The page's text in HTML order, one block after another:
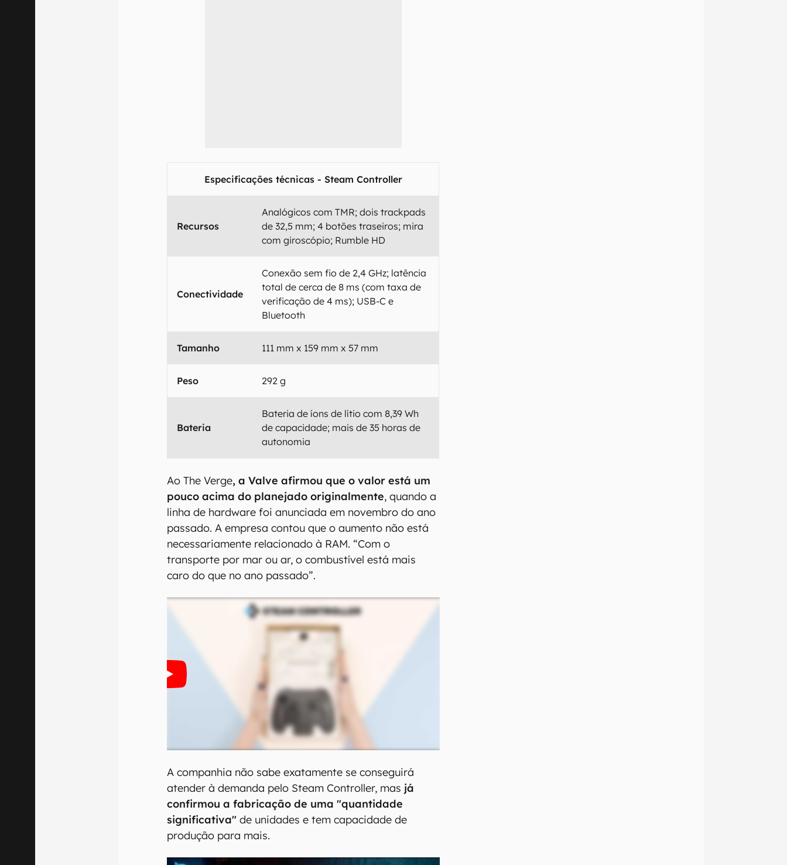
Especificações técnicas - Steam Controller
Recursos
Analógicos com TMR; dois trackpads
de 32,5 mm; 4 botões traseiros; mira
com giroscópio; Rumble HD
Conectividade
Conexão sem fio de 2,4 GHz; latência
total de cerca de 8 ms (com taxa de
verificação de 4 ms); USB-C e
Bluetooth
Tamanho 111 mm x 159 mm x 57 mm
Peso 292 g
Bateria
Bateria de íons de lítio com 8,39 Wh
de capacidade; mais de 35 horas de
autonomia
Ao The Verge, a Valve afirmou que o valor está um
pouco acima do planejado originalmente, quando a
linha de hardware foi anunciada em novembro do ano
passado. A empresa contou que o aumento não está
necessariamente relacionado à RAM. “Com o
transporte por mar ou ar, o combustível está mais
caro do que no ano passado”.
A companhia não sabe exatamente se conseguirá
atender à demanda pelo Steam Controller, mas já
confirmou a fabricação de uma "quantidade
significativa" de unidades e tem capacidade de
produção para mais.